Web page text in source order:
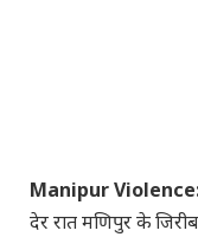
Manipur
देर रात मणिपुर के